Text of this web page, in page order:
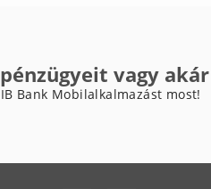
vagy
Bank Mobilalkalmazást most!